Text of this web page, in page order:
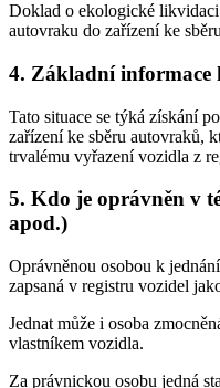
Doklad o ekologické
autovraku do zařízení ke
4. Základní informace
Tato situace se týká získání
zařízení ke sběru autovraků,
trvalému vyřazení vozidla z
5. Kdo je oprávněn v
apod.)
Oprávněnou osobou k
zapsaná v registru vozidel
Jednat může i osoba
vlastníkem vozidla.
Za právnickou osobu jedná